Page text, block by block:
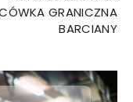
GRANICZNA
BARCIANY